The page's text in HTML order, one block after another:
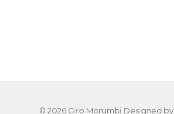
© 2026 Giro Morumbi Designed by